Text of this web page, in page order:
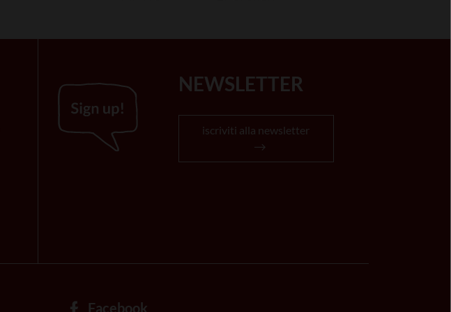
NEWSLETTER
iscriviti alla newsletter
Facebook